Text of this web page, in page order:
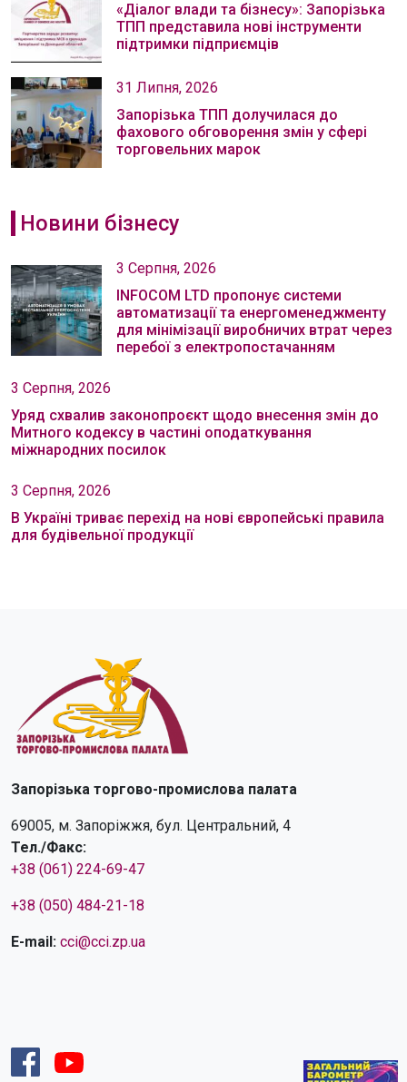
«Діалог влади та бізнесу»: Запорізька
ТПП представила нові інструменти
підтримки підприємців
31 Липня, 2026
Запорізька ТПП долучилася до
фахового обговорення змін у сфері
торговельних марок
Новини бізнесу
3 Серпня, 2026
INFOCOM LTD пропонує системи
автоматизації та енергоменеджменту
для мінімізації виробничих втрат через
перебої з електропостачанням
3 Серпня, 2026
Уряд схвалив законопроєкт щодо внесення змін до
Митного кодексу в частині оподаткування
міжнародних посилок
3 Серпня, 2026
В Україні триває перехід на нові європейські правила
для будівельної продукції
Запорізька торгово-промислова палата
69005, м. Запоріжжя, бул. Центральний, 4
Тел./Факс:
+38 (061) 224-69-47
+38 (050) 484-21-18
E-mail: cci@cci.zp.ua